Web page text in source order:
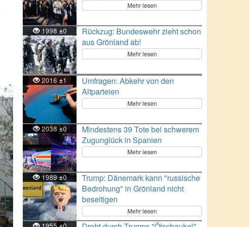
Mehr lesen
1998 ±0
Rückzug: Bundeswehr zieht schon
aus Grönland ab!
Mehr lesen
2016 ±1
Umfragen: Abkehr von den
Altparteien
Mehr lesen
2038±0
Mindestens 39 Tote bei schwerem
Zugunglück in Spanien
Mehr lesen
1989±0
Trump: Dänemark kann "russische
Bedrohung" in Grönland nicht
beseitigen
Mehr lesen